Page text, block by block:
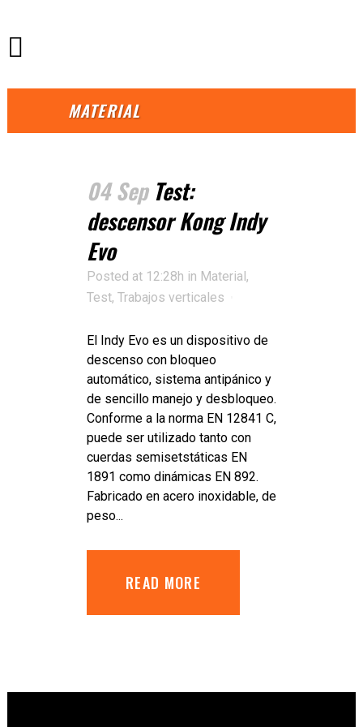
MATERIAL
04 Sep Test:
descensor Kong Indy
Evo
Posted at 12:28h in Material,
Test, Trabajos verticales
El Indy Evo es un dispositivo de
descenso con bloqueo
automático, sistema antipánico y
de sencillo manejo y desbloqueo.
Conforme a la norma EN 12841 C,
puede ser utilizado tanto con
cuerdas semisetstáticas EN
1891 como dinámicas EN 892.
Fabricado en acero inoxidable, de
peso...
READ MORE